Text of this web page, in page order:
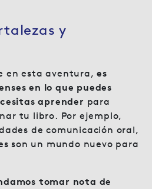
y
en esta aventura,es
en lo que puedes
aprender para
tu libro. Por ejemplo,
de comunicación oral,
son un mundo nuevo para
tomar nota de